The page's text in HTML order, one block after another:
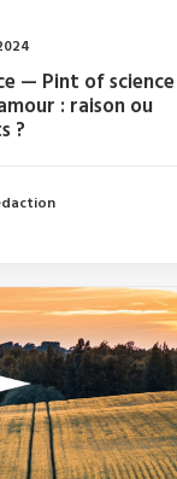
— Pint of science
: raison ou
?